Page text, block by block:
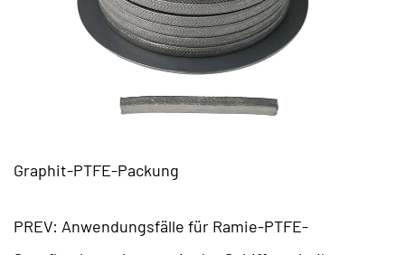
Graphit-PTFE-Packung
PREV: Anwendungsfälle für Ramie-PTFE-